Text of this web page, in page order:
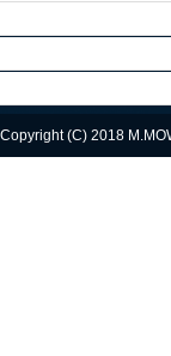
Copyright (C) 2018